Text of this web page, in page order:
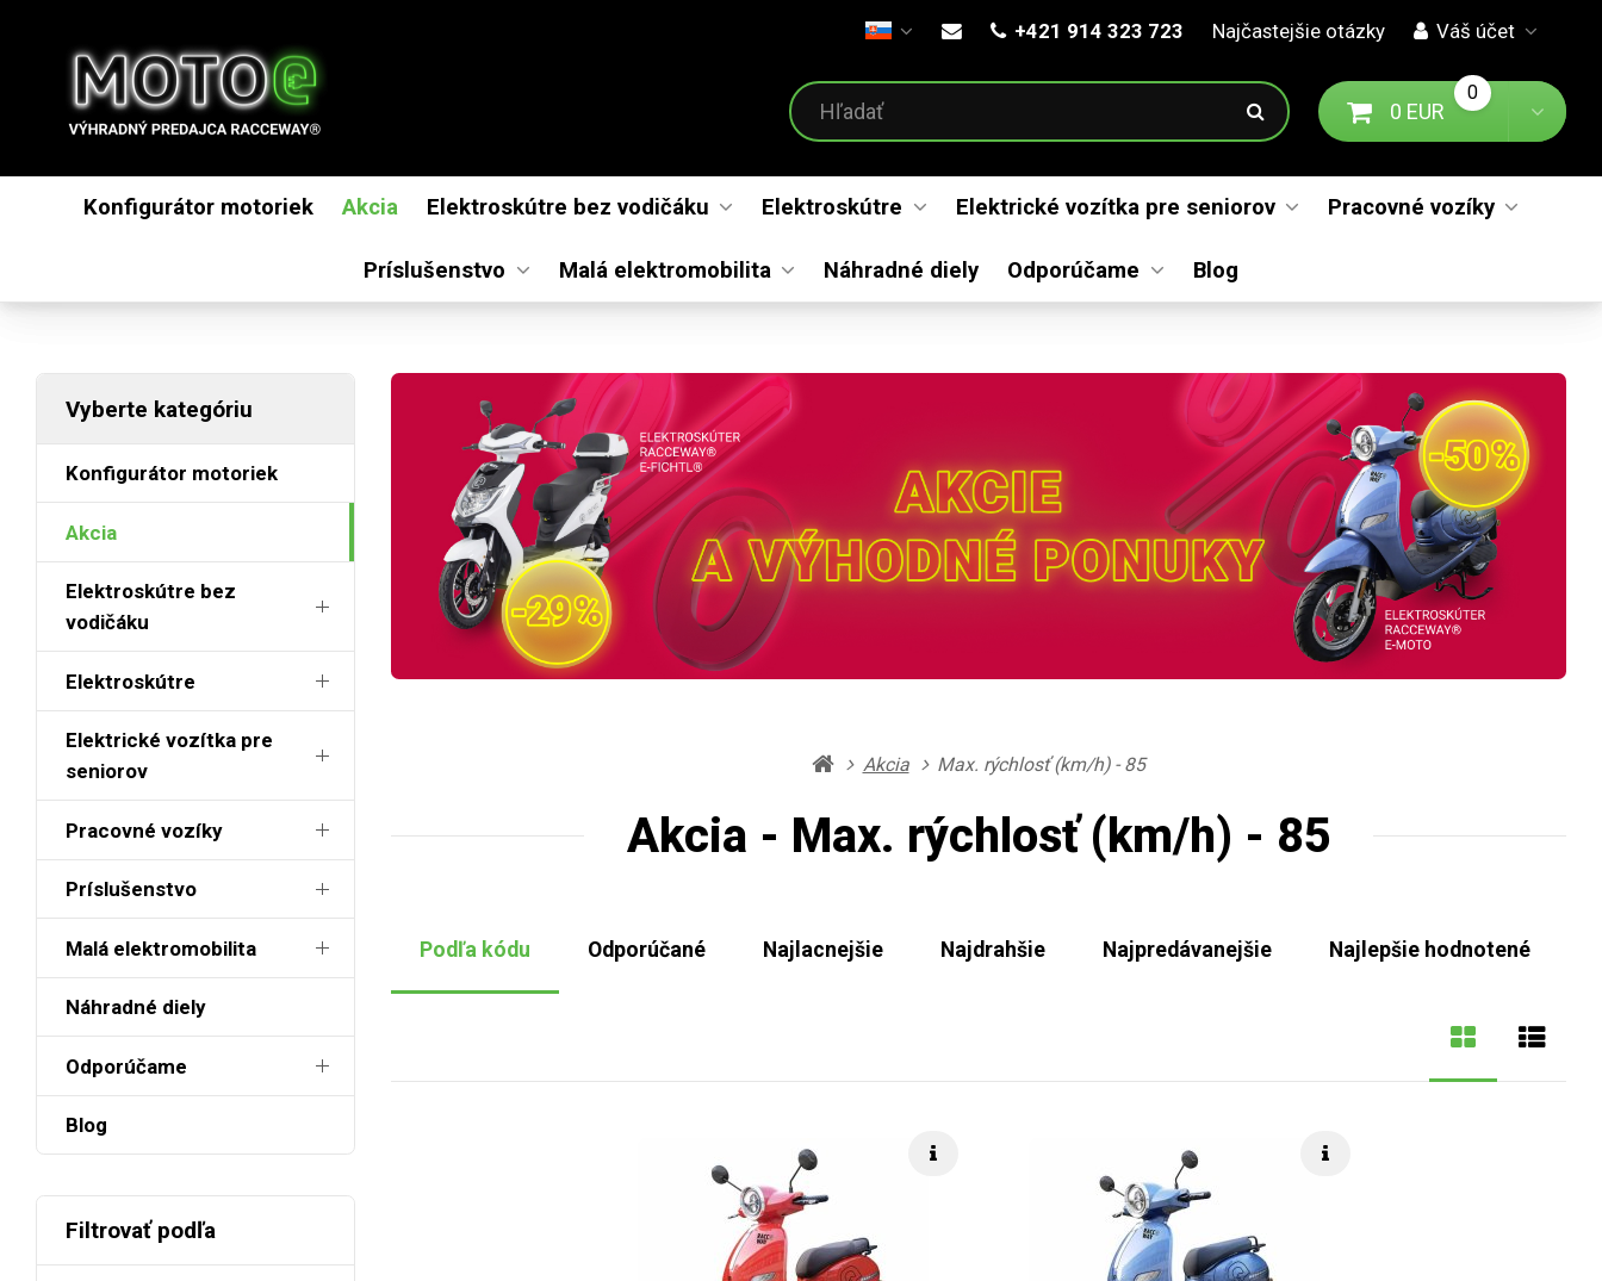
Otvoriť menu
+421 914 323 723 Najčastejšie otázky Váš účet
Prejsť na košík
0 EUR
0
Konfigurátor motoriek Akcia
(aktuálny)
Elektroskútre bez vodičáku Elektroskútre Elektrické vozítka pre seniorov Pracovné vozíky
Príslušenstvo Malá elektromobilita Náhradné diely Odporúčame Blog
Vyberte kategóriu
Konfigurátor motoriek
Akcia
Elektroskútre bez
vodičáku
Elektroskútre
Elektrické vozítka pre
seniorov
Pracovné vozíky
Príslušenstvo
Malá elektromobilita
Náhradné diely
Odporúčame
Blog
Filtrovať podľa
Akcia Max. rýchlosť (km/h) - 85
Akcia - Max. rýchlosť (km/h) - 85
Podľa kódu Odporúčané Najlacnejšie Najdrahšie Najpredávanejšie Najlepšie hodnotené